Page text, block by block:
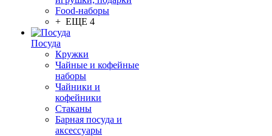
Food-наборы
+ ЕЩЕ 4
Посуда
Кружки
Чайные и кофейные
наборы
Чайники и
кофейники
Стаканы
Барная посуда и
аксессуары